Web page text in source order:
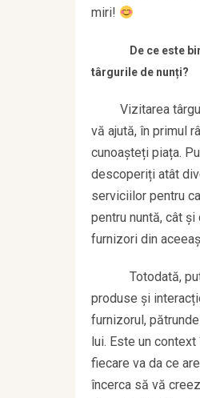
miri!
De ce este
târgurile de nunți?
Vizitarea
vă ajută, în primul
cunoașteți piața.
descoperiți atât
serviciilor pentru
pentru nuntă, cât
furnizori din
Totodată,
produse și
furnizorul, pătrunde
lui. Este un context
fiecare va da ce
încerca să vă